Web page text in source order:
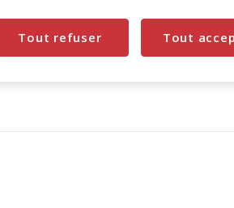
Tout refuser Tout